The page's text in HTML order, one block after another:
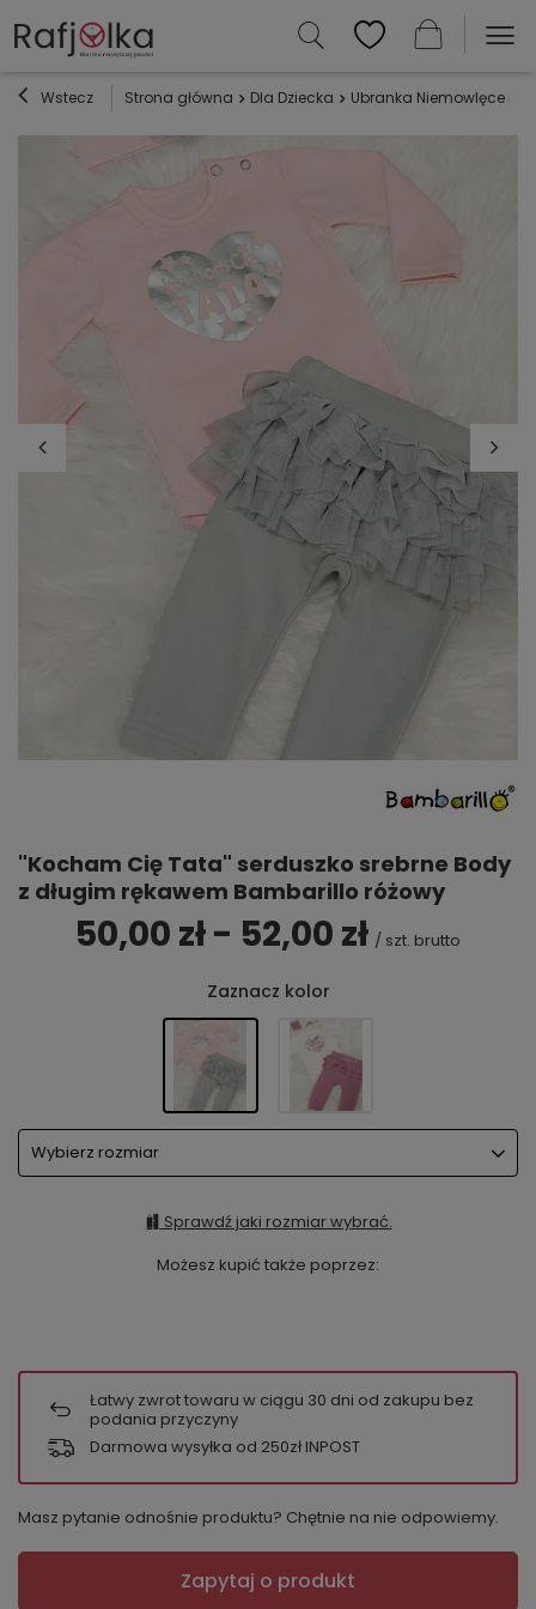
Wstecz Strona główna Dla Dziecka Ubranka Niemowlęce i
"Kocham Cię Tata" serduszko srebrne Body
z długim rękawem Bambarillo różowy
50,00 zł - 52,00 zł / szt. brutto
Zaznacz kolor
Wybierz rozmiar
Sprawdź jaki rozmiar wybrać.
Możesz kupić także poprzez:
Łatwy zwrot towaru w ciągu 30 dni od zakupu bez
podania przyczyny
Darmowa wysyłka od 250zł INPOST
Masz pytanie odnośnie produktu? Chętnie na nie odpowiemy.
Zapytaj o produkt